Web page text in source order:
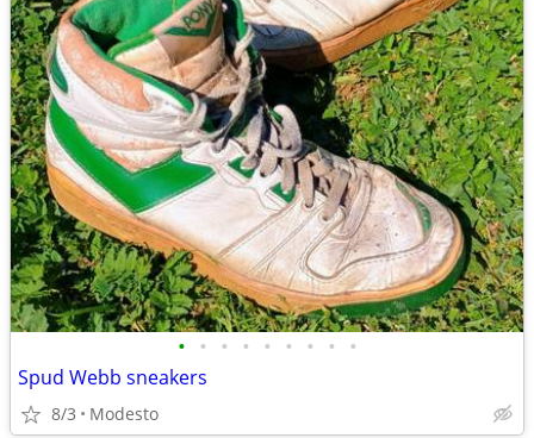
• • • • • • • • •
Spud Webb sneakers
8/3 Modesto